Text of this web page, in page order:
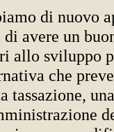
di nuovo
avere un
allo sviluppo
che